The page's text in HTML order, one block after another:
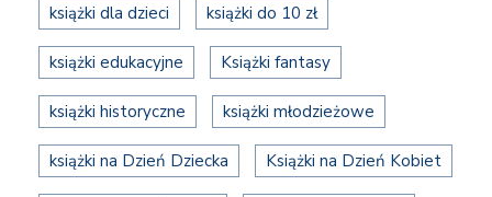
książki dla dzieci książki do 10 zł
książki edukacyjne Książki fantasy
książki historyczne książki młodzieżowe
książki na Dzień Dziecka Książki na Dzień Kobiet